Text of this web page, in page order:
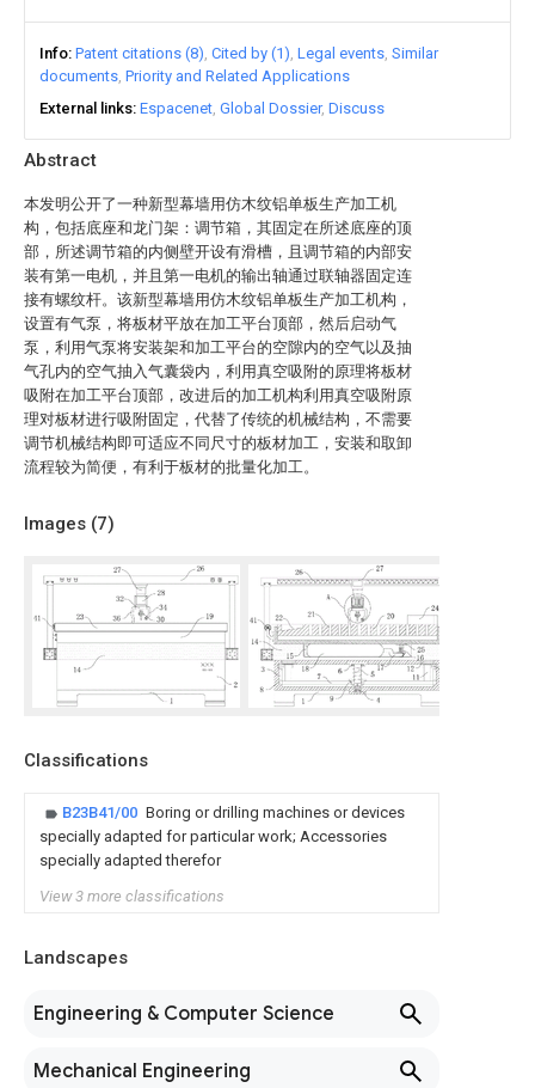
Abstract
本发明公开了一种新型幕墙用仿木纹铝单板生产加工机
构，包括底座和龙门架：调节箱，其固定在所述底座的顶
部，所述调节箱的内侧壁开设有滑槽，且调节箱的内部安
装有第一电机，并且第一电机的输出轴通过联轴器固定连
接有螺纹杆。该新型幕墙用仿木纹铝单板生产加工机构，
设置有气泵，将板材平放在加工平台顶部，然后启动气
泵，利用气泵将安装架和加工平台的空隙内的空气以及抽
气孔内的空气抽入气囊袋内，利用真空吸附的原理将板材
吸附在加工平台顶部，改进后的加工机构利用真空吸附原
理对板材进行吸附固定，代替了传统的机械结构，不需要
调节机械结构即可适应不同尺寸的板材加工，安装和取卸
流程较为简便，有利于板材的批量化加工。
Images (7)
Classifications
B23B41/00 Boring or drilling machines or devices
specially adapted for particular work; Accessories
specially adapted therefor
View 3 more classifications
Landscapes
Engineering & Computer Science
Mechanical Engineering
Info Patent citations (8) Cited by (1) Legal events Similar
documents Priority and Related Applications
External links Espacenet Global Dossier Discuss